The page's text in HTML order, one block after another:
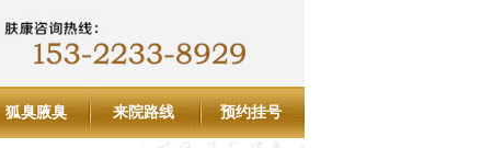
狐臭腋臭 来院路线 预约挂号